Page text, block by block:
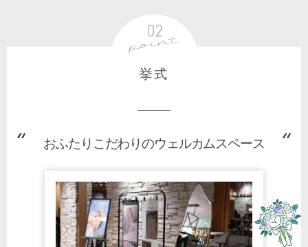
挙式
おふたりこだわりのウェルカムスペース